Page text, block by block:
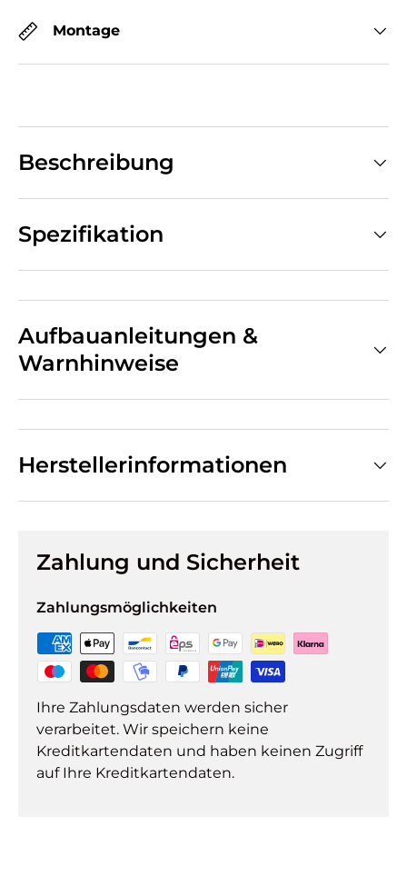
Montage
Beschreibung
Spezifikation
Aufbauanleitungen &
Warnhinweise
Herstellerinformationen
Zahlung und Sicherheit
Zahlungsmöglichkeiten
Ihre Zahlungsdaten werden sicher
verarbeitet. Wir speichern keine
Kreditkartendaten und haben keinen Zugriff
auf Ihre Kreditkartendaten.